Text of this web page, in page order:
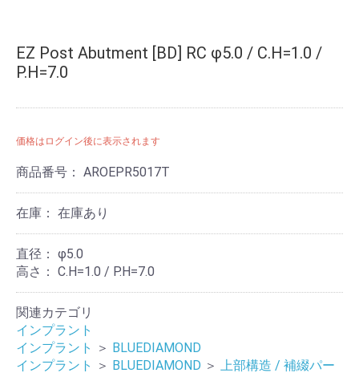
EZ Post Abutment [BD] RC φ5.0 / C.H=1.0 /
P.H=7.0
価格はログイン後に表示されます
商品番号： AROEPR5017T
在庫： 在庫あり
直径： φ5.0
高さ： C.H=1.0 / P.H=7.0
関連カテゴリ
インプラント
インプラント
＞ BLUEDIAMOND
インプラント
＞ BLUEDIAMOND ＞
上部構造 / 補綴パー